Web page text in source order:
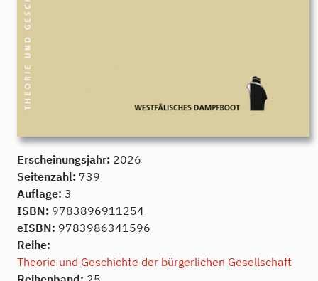
Erscheinungsjahr: 2026
Seitenzahl: 739
Auflage: 3
ISBN: 9783896911254
eISBN: 9783986341596
Reihe:
Theorie und Geschichte der bürgerlichen Gesellschaft